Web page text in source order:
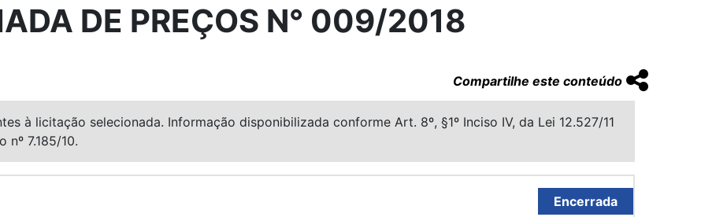
DE PREÇOS N° 009/2018
Compartilhe este conteúdo
à licitação selecionada. Informação disponibilizada conforme Art. 8º, §1º Inciso IV, da Lei 12.527/11
nº 7.185/10.
Encerrada